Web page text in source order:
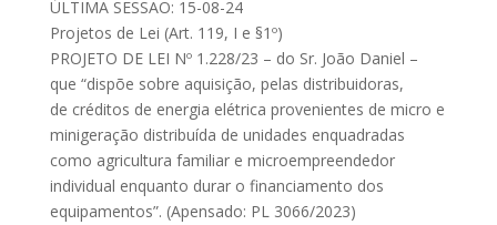
ÚLTIMA SESSÃO: 15-08-24
Projetos de Lei (Art. 119, I e §1º)
PROJETO DE LEI Nº 1.228/23 – do Sr. João Daniel –
que “dispõe sobre aquisição, pelas distribuidoras,
de créditos de energia elétrica provenientes de micro e
minigeração distribuída de unidades enquadradas
como agricultura familiar e microempreendedor
individual enquanto durar o financiamento dos
equipamentos”. (Apensado: PL 3066/2023)